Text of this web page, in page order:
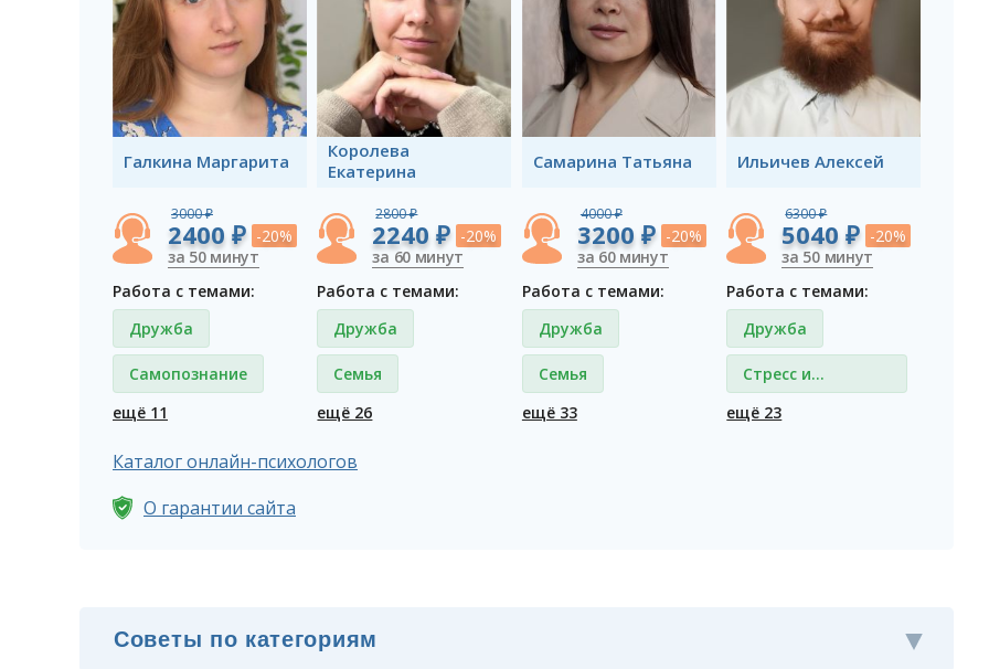
Галкина Маргарита
3000 ₽
2400 ₽ -20%
за 50 минут
Работа с темами:
Дружба
Самопознание
ещё 11
Королева
Екатерина
2800 ₽
2240 ₽ -20%
за 60 минут
Работа с темами:
Дружба
Семья
ещё 26
Самарина Татьяна
4000 ₽
3200 ₽ -20%
за 60 минут
Работа с темами:
Дружба
Семья
ещё 33
Ильичев Алексей
6300 ₽
5040 ₽ -20%
за 50 минут
Работа с темами:
Дружба
Стресс и
депрессия
ещё 23
Каталог онлайн-психологов
О гарантии сайта